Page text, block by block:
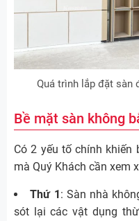
Quá trình lắp đặt sàn
Bề mặt sàn không
Có 2 yếu tố chính khiến
mà Quý Khách cần xem
Thứ 1: Sàn nhà
sót lại các vật dụng